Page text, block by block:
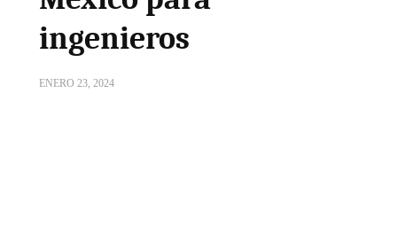
ingenieros
ENERO 23, 2024